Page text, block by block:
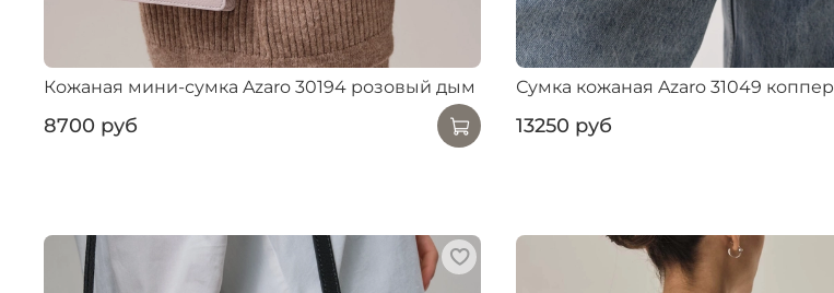
Кожаная мини-сумка Azaro 30194 розовый дым
8700 руб
Сумка кожаная Azaro 31049 коппер
13250 руб